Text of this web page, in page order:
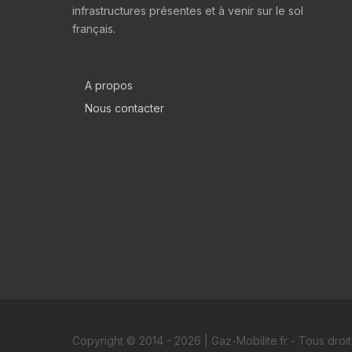
infrastructures présentes et à venir sur le sol
français.
A propos
Nous contacter
Copyright © 2014 - 2026 | Gaz-Mobilite.fr - Tous